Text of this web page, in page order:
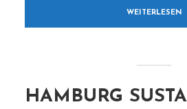
WEITERLESEN
HAMBURG